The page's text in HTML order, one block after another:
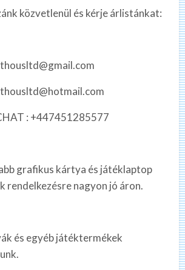
közvetlenül és kérje árlistánkat:
: +447451285577
grafikus kártya és játéklaptop
rendelkezésre nagyon jó áron.
és egyéb játéktermékek